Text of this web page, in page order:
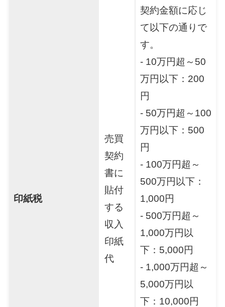
印紙税
売買
契約
書に
貼付
する
収入
印紙
代
契約金額に応じ
て以下の通りで
す。
- 10万円超～50
万円以下：200
円
- 50万円超～100
万円以下：500
円
- 100万円超～
500万円以下：
1,000円
- 500万円超～
1,000万円以
下：5,000円
- 1,000万円超～
5,000万円以
下：10,000円